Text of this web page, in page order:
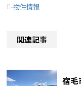
-物件情報
関連記事
宿毛